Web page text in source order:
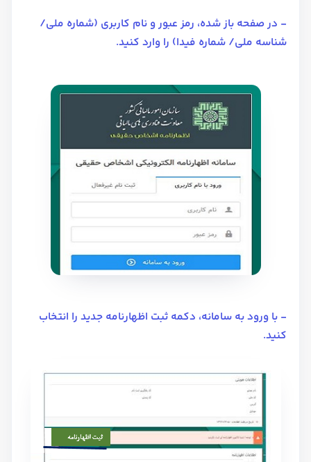
- در صفحه باز شده، رمز عبور و نام کاربری (شماره ملی/
شناسه ملی/ شماره فیدا) را وارد کنید.
- با ورود به سامانه، دکمه ثبت اظهارنامه جدید را انتخاب
کنید.